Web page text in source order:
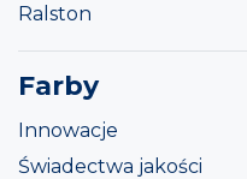
Ralston
Farby
Innowacje
Świadectwa jakości